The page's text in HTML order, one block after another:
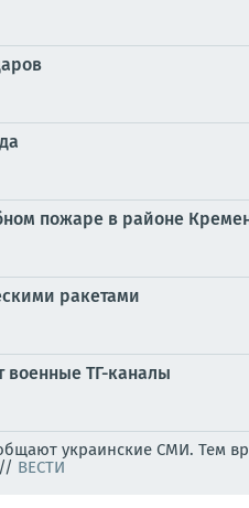
пожаре в районе
ракетами
ТГ-каналы
украинские СМИ. Тем
ВЕСТИ